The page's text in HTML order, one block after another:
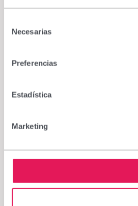
Necesarias
Preferencias
Estadística
Marketing